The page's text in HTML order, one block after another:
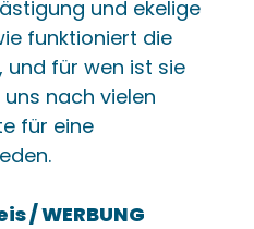
und ekelige
funktioniert die
und für wen ist sie
nach vielen
für eine
/ WERBUNG